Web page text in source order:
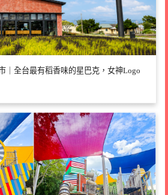
｜全台最有稻香味的星巴克，女神Logo